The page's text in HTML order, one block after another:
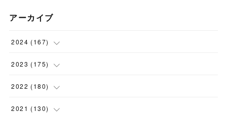
アーカイブ
2024 (167)
(11)
(24)
(23)
2023 (175)
(12)
(18)
2022 (180)
(17)
2021 (130)